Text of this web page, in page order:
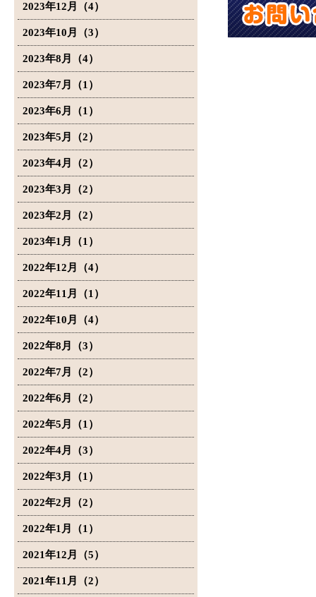
2023年12月（4）
2023年10月（3）
2023年8月（4）
2023年7月（1）
2023年6月（1）
2023年5月（2）
2023年4月（2）
2023年3月（2）
2023年2月（2）
2023年1月（1）
2022年12月（4）
2022年11月（1）
2022年10月（4）
2022年8月（3）
2022年7月（2）
2022年6月（2）
2022年5月（1）
2022年4月（3）
2022年3月（1）
2022年2月（2）
2022年1月（1）
2021年12月（5）
2021年11月（2）